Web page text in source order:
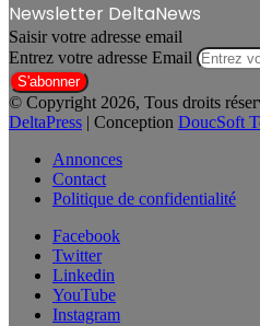
Newsletter DeltaNews
Saisir votre adresse email
Entrez votre adresse Email
© Copyright 2026, Tous droits
DeltaPress | Conception DoucSoft
Annonces
Contact
Politique de confidentialité
Facebook
Twitter
Linkedin
YouTube
Instagram